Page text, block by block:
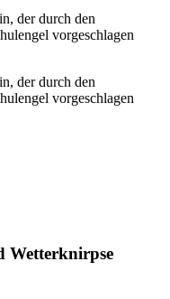
der durch den
vorgeschlagen
der durch den
vorgeschlagen
Wetterknirpse